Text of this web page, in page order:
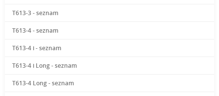
T613-3 - seznam
T613-4 - seznam
T613-4 i - seznam
T613-4 i Long - seznam
T613-4 Long - seznam